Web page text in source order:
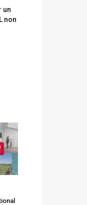
un
non